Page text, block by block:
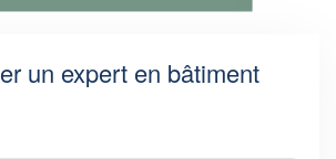
un expert en bâtiment